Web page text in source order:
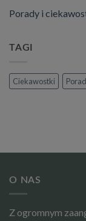
Porady i
TAGI
Ciekawostki
O NAS
Z ogromnym